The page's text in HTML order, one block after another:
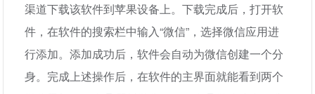
渠道下载该软件到苹果设备上。下载完成后，打开软
件，在软件的搜索栏中输入“微信”，选择微信应用进
行添加。添加成功后，软件会自动为微信创建一个分
身。完成上述操作后，在软件的主界面就能看到两个